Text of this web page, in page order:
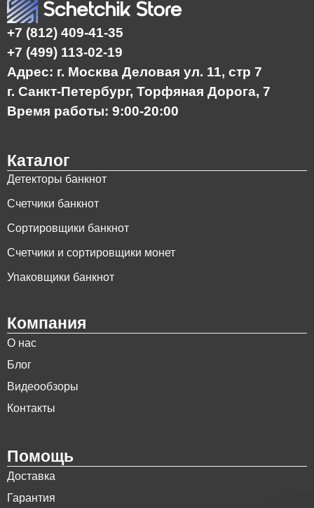
+7 (812) 409-41-35
+7 (499) 113-02-19
Адрес: г. Москва Деловая ул. 11, стр 7
г. Санкт-Петербург, Торфяная Дорога, 7
Время работы: 9:00-20:00
Каталог
Детекторы банкнот
Счетчики банкнот
Сортировщики банкнот
Счетчики и сортировщики монет
Упаковщики банкнот
Компания
О нас
Блог
Видеообзоры
Контакты
Помощь
Доставка
Гарантия